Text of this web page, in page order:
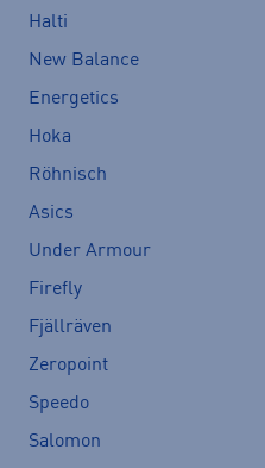
Halti
New Balance
Energetics
Hoka
Röhnisch
Asics
Under Armour
Firefly
Fjällräven
Zeropoint
Speedo
Salomon